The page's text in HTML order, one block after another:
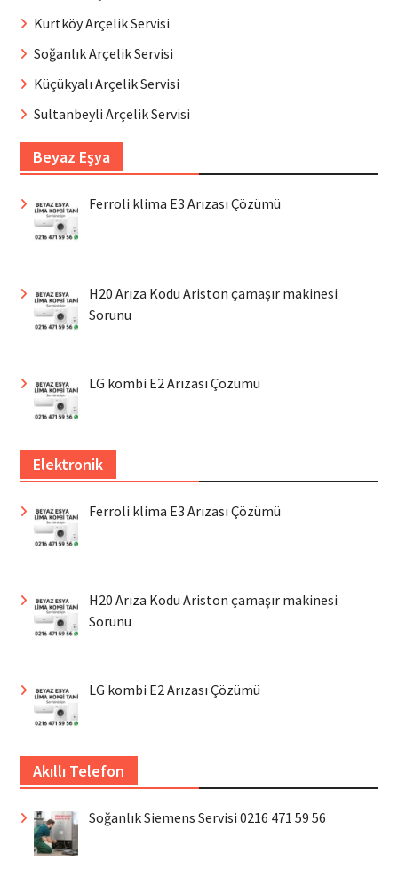
Kurtköy Arçelik Servisi
Soğanlık Arçelik Servisi
Küçükyalı Arçelik Servisi
Sultanbeyli Arçelik Servisi
Beyaz Eşya
Ferroli klima E3 Arızası Çözümü
H20 Arıza Kodu Ariston çamaşır makinesi
Sorunu
LG kombi E2 Arızası Çözümü
Elektronik
Ferroli klima E3 Arızası Çözümü
H20 Arıza Kodu Ariston çamaşır makinesi
Sorunu
LG kombi E2 Arızası Çözümü
Akıllı Telefon
Soğanlık Siemens Servisi 0216 471 59 56